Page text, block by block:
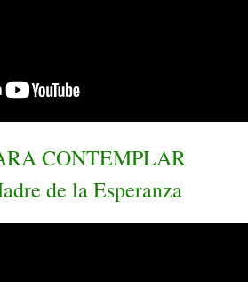
CONTEMPLAR
de la Esperanza